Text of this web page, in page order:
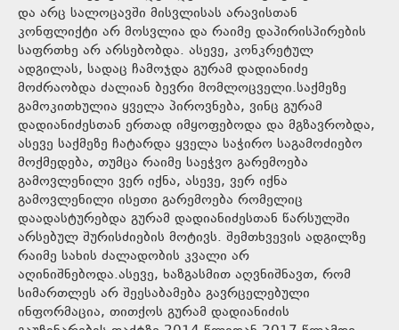
და არც სალოცავში მისვლისას არავისთან
კონფლიქტი არ მოსვლია და რაიმე დაპირისპირების
საფრთხე არ არსებობდა. ასევე, კონკრეტულ
ადგილას, სადაც ჩამოჯდა გურამ დადიანიძე
მოძრაობდა ძალიან ბევრი მომლოცველი.საქმეზე
გამოკითხულია ყველა პიროვნება, ვინც გურამ
დადიანიძესთან ერთად იმყოფებოდა და მგზავრობდა,
ასევე საქმეზე ჩატარდა ყველა საჭირო საგამოძიებო
მოქმედება, თუმცა რაიმე საეჭვო გარემოება
გამოვლენილი ვერ იქნა, ასევე, ვერ იქნა
გამოვლენილი ისეთი გარემოება რომელიც
დაადასტურებდა გურამ დადიანიძესთან წარსულში
არსებულ შურისძიების მოტივს. შემთხვევის ადგილზე
რაიმე სახის ძალადობის კვალი არ
აღინიშნებოდა.ასევე, ხაზგასმით აღვნიშნავთ, რომ
სიმართლეს არ შეესაბამება გავრცელებული
ინფორმაცია, თითქოს გურამ დადიანიძის